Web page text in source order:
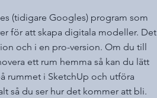
(tidigare Googles) program som
för att skapa digitala modeller. Det
och i en pro-version. Om du till
ett rum hemma så kan du lätt
rummet i SketchUp och utföra
så du ser hur det kommer att bli.